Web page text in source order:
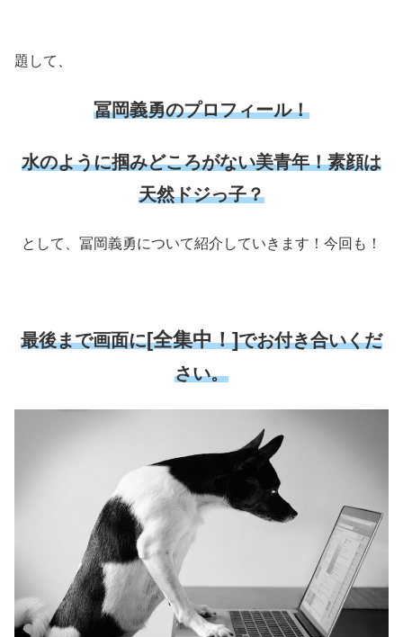
題して、
冨岡義勇のプロフィール！
水のように掴みどころがない美青年！素顔は
天然ドジっ子？
として、冨岡義勇について紹介していきます！今回も！
最後まで画面に[全集中！]でお付き合いくだ
さい。